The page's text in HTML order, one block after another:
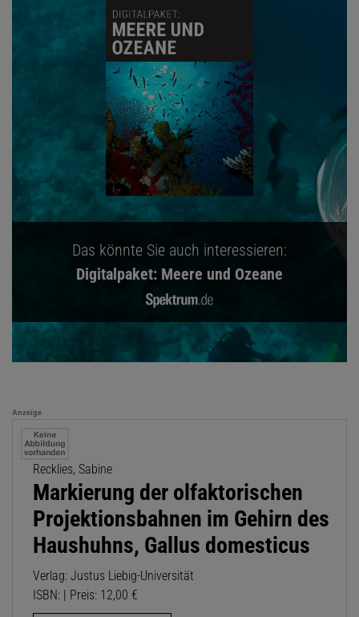
Das könnte Sie auch interessieren:
Digitalpaket: Meere und Ozeane
Anzeige
Recklies, Sabine
Markierung der olfaktorischen
Projektionsbahnen im Gehirn des
Haushuhns, Gallus domesticus
Verlag: Justus Liebig-Universität
ISBN: | Preis: 12,00 €